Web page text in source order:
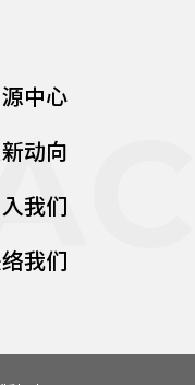
中心
动向
我们
我们